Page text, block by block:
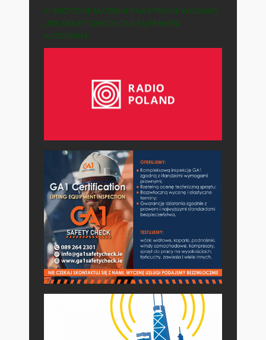
© WSZYSTKIE MATERIAŁY NA STRONIE WYDAWCY
„POLSKA-IE” CHRONIONE SĄ PRAWEM
AUTORSKIM.